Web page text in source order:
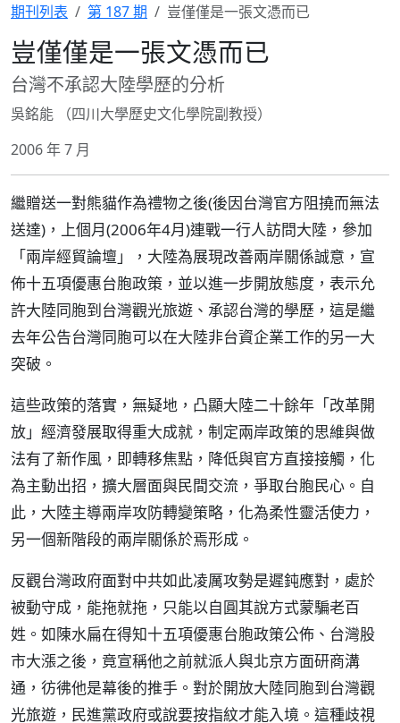
期刊列表 第 187 期 豈僅僅是一張文憑而已
豈僅僅是一張文憑而已
台灣不承認大陸學歷的分析
吳銘能 （四川大學歷史文化學院副教授）
2006 年 7 月
繼贈送一對熊貓作為禮物之後(後因台灣官方阻撓而無法
送達)，上個月(2006年4月)連戰一行人訪問大陸，參加
「兩岸經貿論壇」，大陸為展現改善兩岸關係誠意，宣
佈十五項優惠台胞政策，並以進一步開放態度，表示允
許大陸同胞到台灣觀光旅遊、承認台灣的學歷，這是繼
去年公告台灣同胞可以在大陸非台資企業工作的另一大
突破。
這些政策的落實，無疑地，凸顯大陸二十餘年「改革開
放」經濟發展取得重大成就，制定兩岸政策的思維與做
法有了新作風，即轉移焦點，降低與官方直接接觸，化
為主動出招，擴大層面與民間交流，爭取台胞民心。自
此，大陸主導兩岸攻防轉變策略，化為柔性靈活使力，
另一個新階段的兩岸關係於焉形成。
反觀台灣政府面對中共如此凌厲攻勢是遲鈍應對，處於
被動守成，能拖就拖，只能以自圓其說方式蒙騙老百
姓。如陳水扁在得知十五項優惠台胞政策公佈、台灣股
市大漲之後，竟宣稱他之前就派人與北京方面研商溝
通，彷彿他是幕後的推手。對於開放大陸同胞到台灣觀
光旅遊，民進黨政府或說要按指紋才能入境。這種歧視